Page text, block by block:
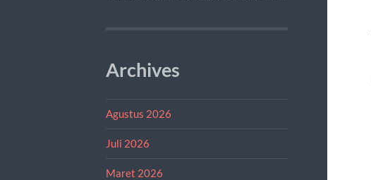
Archives
Agustus 2026
Juli 2026
Maret 2026